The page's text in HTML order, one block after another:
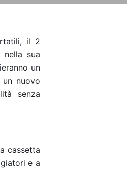
il 2
sua
un
nuovo
senza
cassetta
e a